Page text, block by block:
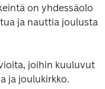
on yhdessäolo
ja nauttia joulusta
joihin kuuluvut
ja joulukirkko.